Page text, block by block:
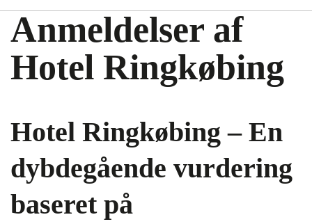
Anmeldelser af
Hotel Ringkøbing
Hotel Ringkøbing – En
dybdegående vurdering
baseret på